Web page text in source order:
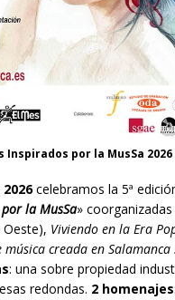
Inspirados por la MusSa 2026
2026celebramos la 5ª
la MusSa»
Oeste), Viviendo en la Era
música creada en Salamanca .
: una sobre propiedad
redondas. 2 homenajes